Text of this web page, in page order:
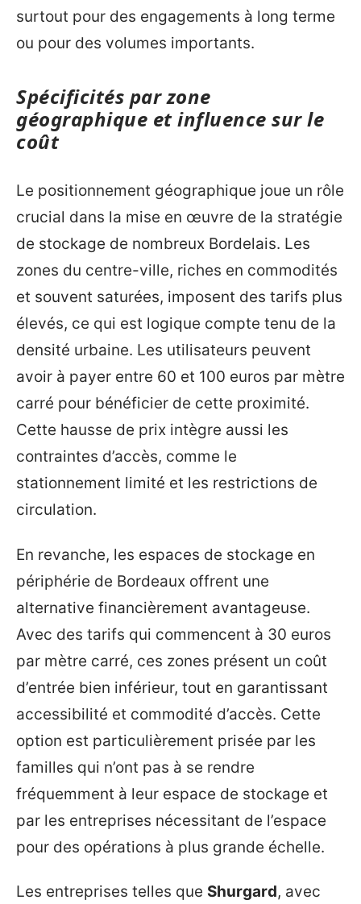
surtout pour des engagements à long terme
ou pour des volumes importants.
Spécificités par zone
géographique et influence sur le
coût
Le positionnement géographique joue un rôle
crucial dans la mise en œuvre de la stratégie
de stockage de nombreux Bordelais. Les
zones du centre-ville, riches en commodités
et souvent saturées, imposent des tarifs plus
élevés, ce qui est logique compte tenu de la
densité urbaine. Les utilisateurs peuvent
avoir à payer entre 60 et 100 euros par mètre
carré pour bénéficier de cette proximité.
Cette hausse de prix intègre aussi les
contraintes d’accès, comme le
stationnement limité et les restrictions de
circulation.
En revanche, les espaces de stockage en
périphérie de Bordeaux offrent une
alternative financièrement avantageuse.
Avec des tarifs qui commencent à 30 euros
par mètre carré, ces zones présent un coût
d’entrée bien inférieur, tout en garantissant
accessibilité et commodité d’accès. Cette
option est particulièrement prisée par les
familles qui n’ont pas à se rendre
fréquemment à leur espace de stockage et
par les entreprises nécessitant de l’espace
pour des opérations à plus grande échelle.
Les entreprises telles que Shurgard, avec